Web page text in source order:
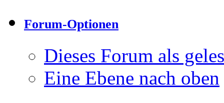
Forum-Optionen
Dieses Forum als
Eine Ebene nach oben